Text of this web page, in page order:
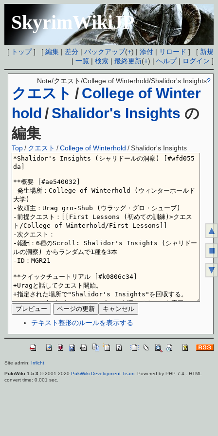
SkyrimWikiJP
[ トップ] [編集 | 差分 |バックアップ(+) |添付 | リロード ] [ 新規
|一覧 |検索 |最終更新(+) |ヘルプ| ログイン ]
クエスト / College of Winter
hold / Shalidor's Insights の
編集
Note/クエスト/College of Winterhold/Shalidor's Insights?
Top / クエスト /College of Winterhold / Shalidor's Insights
テキスト整形のルールを表示する
Site admin: Irrlicht
PukiWiki 1.5.3 © 2001-2020 PukiWiki Development Team. Powered by PHP 7.4 : HTML
convert time: 0.001 sec.
▲
■
▼